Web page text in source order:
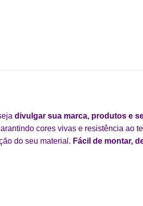
divulgar sua marca, produtos e
cores vivas e resistência ao
do seu material. Fácil de montar,